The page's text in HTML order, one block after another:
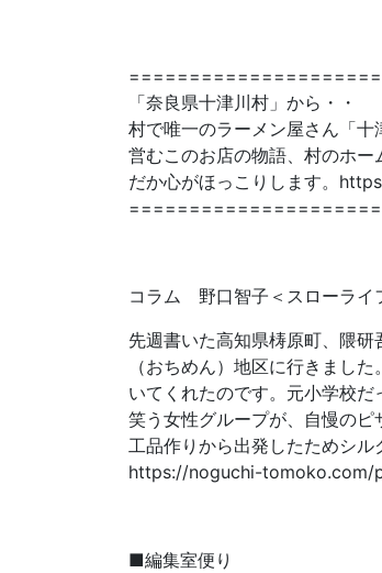
「奈良県十津川村」から・・
村で唯一のラーメン屋さん「
営むこのお店の物語、村のホ
だか心がほっこりします。
コラム 野口智子＜スローラ
先週書いた高知県梼原町、隈
（おちめん）地区に行きまし
いてくれたのです。元小学校
笑う女性グループが、自慢の
工品作りから出発したためシル
https://noguchi-tomoko.com/
■編集室便り